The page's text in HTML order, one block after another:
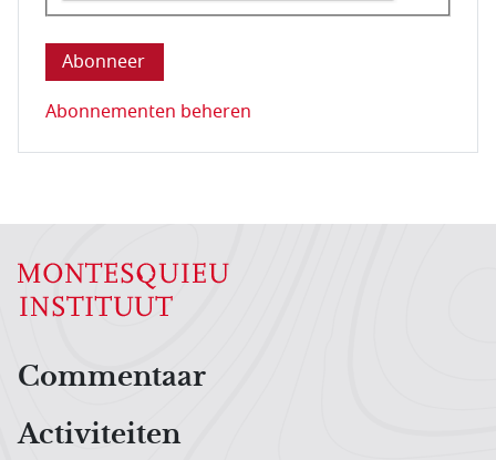
Deze vraag is om te controleren dat u een mens
Abonnementen beheren
Hoofdnavigatiemenu
Commentaar
Activiteiten